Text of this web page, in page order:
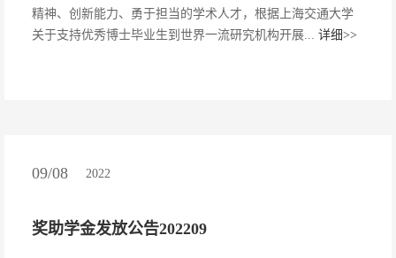
精神、创新能力、勇于担当的学术人才，根据上海交通大学
关于支持优秀博士毕业生到世界一流研究机构开展... 详细>>
09/08 2022
奖助学金发放公告202209